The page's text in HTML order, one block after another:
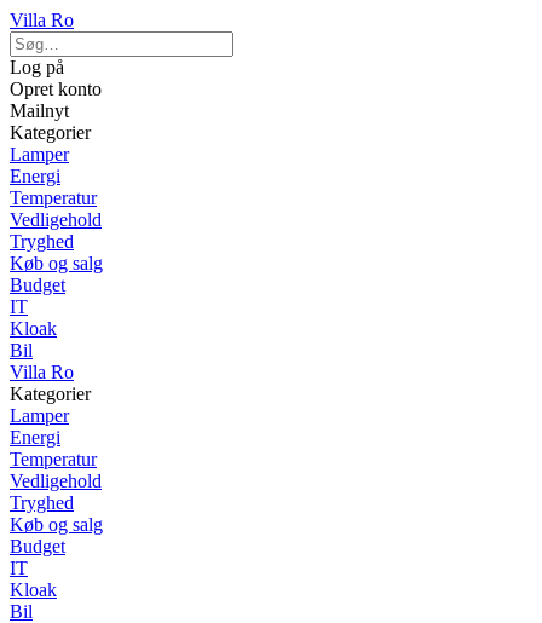
Villa Ro
Log på
Opret konto
Mailnyt
Kategorier
Lamper
Energi
Temperatur
Vedligehold
Tryghed
Køb og salg
Budget
IT
Kloak
Bil
Villa Ro
Kategorier
Lamper
Energi
Temperatur
Vedligehold
Tryghed
Køb og salg
Budget
IT
Kloak
Bil